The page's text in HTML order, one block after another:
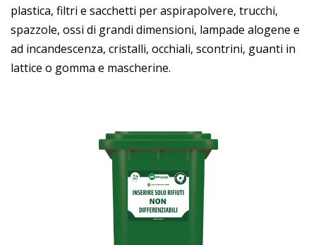
plastica, filtri e sacchetti per aspirapolvere, trucchi,
spazzole, ossi di grandi dimensioni, lampade alogene e
ad incandescenza, cristalli, occhiali, scontrini, guanti in
lattice o gomma e mascherine.